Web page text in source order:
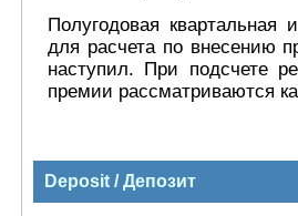
Полугодовая
для расчета по внесению
наступил. При подсчете
премии рассматриваются
Deposit / Депозит